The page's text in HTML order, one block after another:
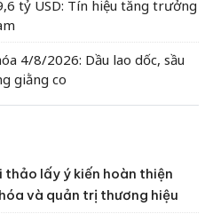
tỷ USD: Tín hiệu tăng trưởng
4/8/2026: Dầu lao dốc, sầu
giằng co
lấy ý kiến hoàn thiện
và quản trị thương hiệu